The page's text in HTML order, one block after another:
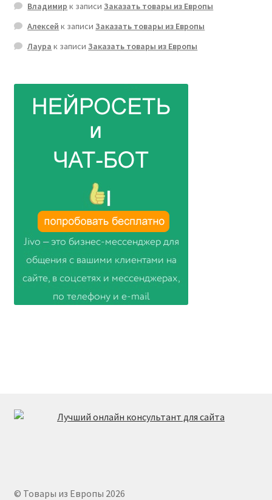
Владимир к записиЗаказать товары из Европы
Алексей к записиЗаказать товары из Европы
Лаура к записиЗаказать товары из Европы
© Товары из Европы 2026